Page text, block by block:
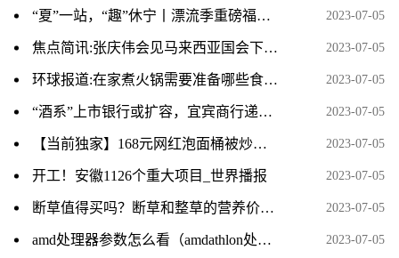
“夏”一站，“趣”休宁丨漂流季重磅福利来袭！冲冲冲！-世界热议 2023-07-05
焦点简讯:张庆伟会见马来西亚国会下议院副议长刘强燕一行 2023-07-05
环球报道:在家煮火锅需要准备哪些食材清单 2023-07-05
“酒系”上市银行或扩容，宜宾商行递表港交所 2023-07-05
【当前独家】168元网红泡面桶被炒至千元，深圳市监局回应 2023-07-05
开工！安徽1126个重大项目_世界播报 2023-07-05
断草值得买吗？断草和整草的营养价值一样吗？_世界热点评 2023-07-05
amd处理器参数怎么看（amdathlon处理器怎么看型号） 2023-07-05